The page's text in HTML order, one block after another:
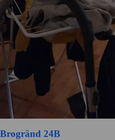
Brogränd 24B